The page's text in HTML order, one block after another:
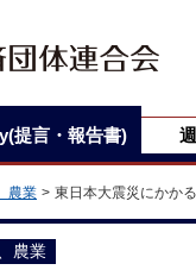
提言・報告書)
農業 東日本大震災にかか
農業